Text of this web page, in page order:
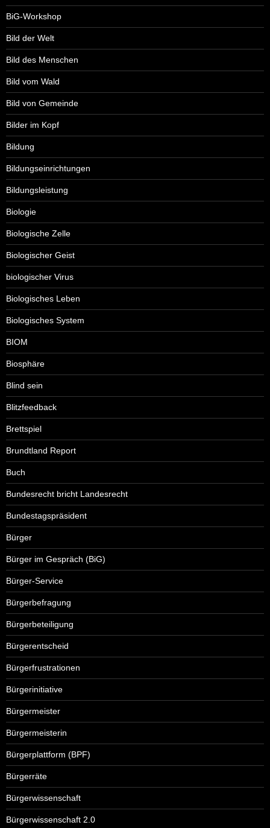
BiG-Workshop
Bild der Welt
Bild des Menschen
Bild vom Wald
Bild von Gemeinde
Bilder im Kopf
Bildung
Bildungseinrichtungen
Bildungsleistung
Biologie
Biologische Zelle
Biologischer Geist
biologischer Virus
Biologisches Leben
Biologisches System
BIOM
Biosphäre
Blind sein
Blitzfeedback
Brettspiel
Brundtland Report
Buch
Bundesrecht bricht Landesrecht
Bundestagspräsident
Bürger
Bürger im Gespräch (BiG)
Bürger-Service
Bürgerbefragung
Bürgerbeteiligung
Bürgerentscheid
Bürgerfrustrationen
Bürgerinitiative
Bürgermeister
Bürgermeisterin
Bürgerplattform (BPF)
Bürgerräte
Bürgerwissenschaft
Bürgerwissenschaft 2.0